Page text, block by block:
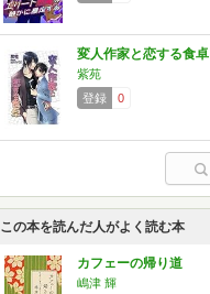
変人作家と恋する食卓
紫苑
登録
0
この本を読んだ人がよく読む本
カフェーの帰り道
嶋津 輝